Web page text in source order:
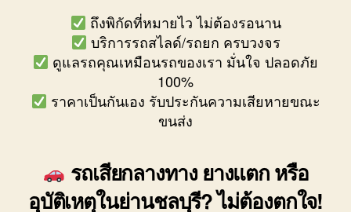
ถึงพิกัดที่หมายไว ไม่ต้องรอนาน
บริการรถสไลด์/รถยก ครบวงจร
ดูแลรถคุณเหมือนรถของเรา มั่นใจ ปลอดภัย
100%
ราคาเป็นกันเอง รับประกันความเสียหายขณะ
ขนส่ง
รถเสียกลางทาง ยางแตก หรือ
อุบัติเหตุในย่านชลบุรี? ไม่ต้องตกใจ!